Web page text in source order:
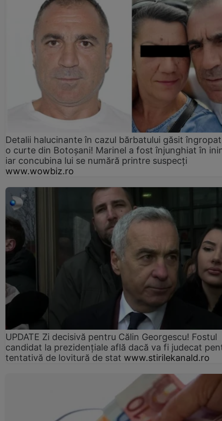
Detalii halucinante în cazul bărbatului găsit
o curte din Botoșani! Marinel a fost înjunghiat în
iar concubina lui se numără printre suspecți
www.wowbiz.ro
UPDATE Zi decisivă pentru Călin Georgescu! Fostul
candidat la prezidențiale află dacă va fi judecat
tentativă de lovitură de stat www.stirilekanald.ro